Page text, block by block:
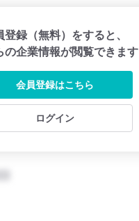
登録（無料）をすると、
の企業情報が閲覧できます
会員登録はこちら
ログイン